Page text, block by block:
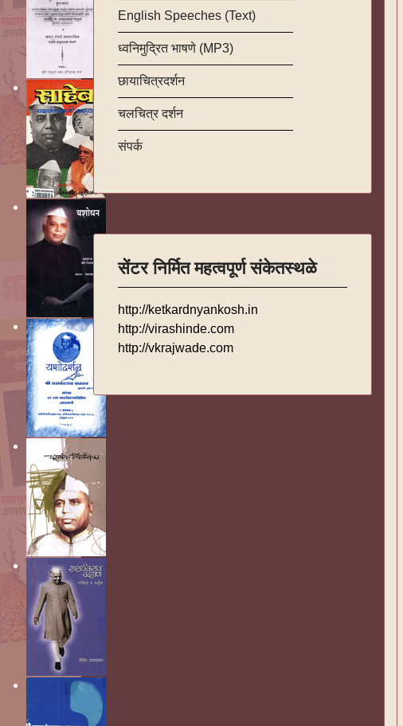
English Speeches (Text)
ध्वनिमुद्रित भाषणे (MP3)
छायाचित्रदर्शन
चलचित्र दर्शन
संपर्क
सेंटर निर्मित महत्वपूर्ण संकेतस्थळे
http://ketkardnyankosh.in
http://virashinde.com
http://vkrajwade.com